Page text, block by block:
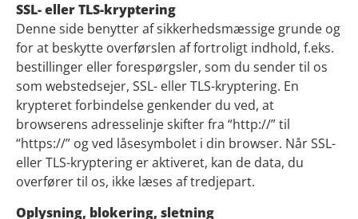
SSL- eller TLS-kryptering
Denne side benytter af sikkerhedsmæssige grunde og
for at beskytte overførslen af fortroligt indhold, f.eks.
bestillinger eller forespørgsler, som du sender til os
som webstedsejer, SSL- eller TLS-kryptering. En
krypteret forbindelse genkender du ved, at
browserens adresselinje skifter fra “http://” til
“https://” og ved låsesymbolet i din browser. Når SSL-
eller TLS-kryptering er aktiveret, kan de data, du
overfører til os, ikke læses af tredjepart.
Oplysning, blokering, sletning